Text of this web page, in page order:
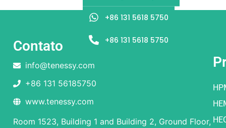
Contato
info@tenessy.com
+86 131 56185750
www.tenessy.com
Room 1523, Building 1 and Building 2, Ground Floor,
+86 131 5618 5750
+86 131 5618 5750